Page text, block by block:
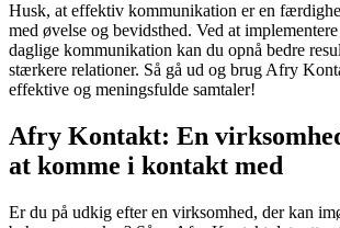
Husk, at effektiv kommunikation er en
med øvelse og bevidsthed. Ved at
daglige kommunikation kan du opnå bedre
stærkere relationer. Så gå ud og brug Afry
effektive og meningsfulde samtaler!
Afry Kontakt: En
at komme i kontakt med
Er du på udkig efter en virksomhed, der kan